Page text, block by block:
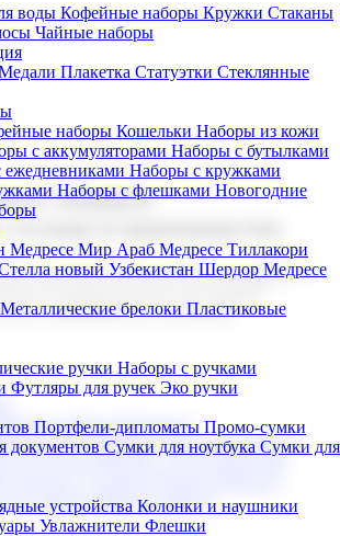
воды Кофейные наборы Кружки Стаканы
Чайные наборы
Плакетка Статуэтки Стеклянные
наборы Кошельки Наборы из кожи
с аккумуляторами Наборы с бутылками
Наборы с кружками
Наборы с флешками Новогодние
Медресе Мир Араб Медресе Тиллакори
новый Узбекистан Шердор Медресе
Металлические брелоки Пластиковые
ручки Наборы с ручками
Футляры для ручек Эко ручки
Портфели-дипломаты Промо-сумки
документов Сумки для ноутбука Сумки для
устройства Колонки и наушники
Увлажнители Флешки
подарки
и производство
выбор корпоративных подарков и
В нашем каталоге вы найдете
мероприятия и клиентов.
наборы Кошельки
ручекНаборы с аккумуляторами
для воды
Наборы с ежедневниками
наборыЧайные наборы